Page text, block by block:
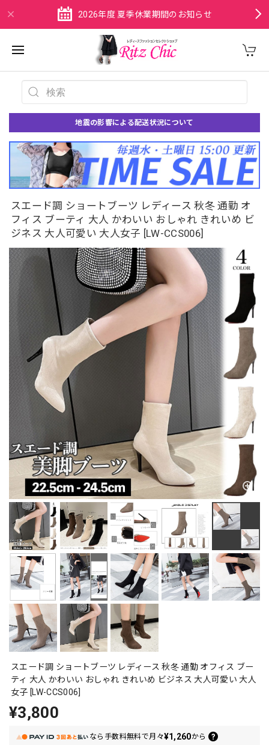
2026年度 夏季休業期間のお知らせ
地震の影響による配送状況について
スエード調 ショートブーツ レディース 秋冬 通勤 オ
フィス ブーティ 大人 かわいい おしゃれ きれいめ ビ
ジネス 大人可愛い 大人女子 [LW-CCS006]
スエード調 ショートブーツ レディース 秋冬 通勤 オフィス ブー
ティ 大人 かわいい おしゃれ きれいめ ビジネス 大人可愛い 大人
女子 [LW-CCS006]
¥3,800
なら 手数料無料で月々¥1,260から